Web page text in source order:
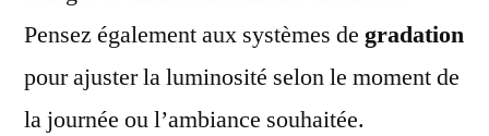
Pensez également aux systèmes de gradation
pour ajuster la luminosité selon le moment de
la journée ou l’ambiance souhaitée.